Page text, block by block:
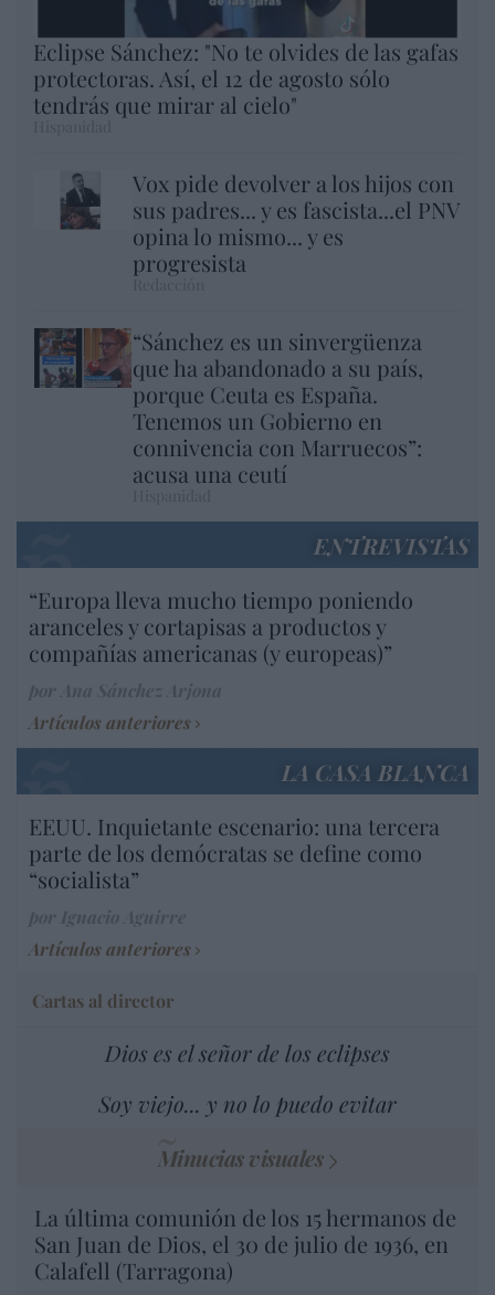
Eclipse Sánchez: "No te olvides de las gafas
protectoras. Así, el 12 de agosto sólo
tendrás que mirar al cielo"
Vox pide devolver a los hijos con
sus padres... y es fascista...el PNV
opina lo mismo... y es
progresista
“Sánchez es un sinvergüenza
que ha abandonado a su país,
porque Ceuta es España.
Tenemos un Gobierno en
connivencia con Marruecos”:
acusa una ceutí
ENTREVISTAS
“Europa lleva mucho tiempo poniendo
aranceles y cortapisas a productos y
compañías americanas (y europeas)”
Artículos anteriores
LA CASA BLANCA
EEUU. Inquietante escenario: una tercera
parte de los demócratas se define como
“socialista”
Artículos anteriores
Cartas al director
Dios es el señor de los eclipses
Soy viejo... y no lo puedo evitar
Minucias visuales
La última comunión de los 15 hermanos de
San Juan de Dios, el 30 de julio de 1936, en
Calafell (Tarragona)